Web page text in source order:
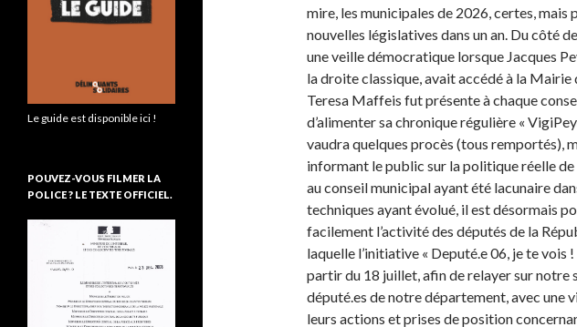
mire, les municipales de 2026, certes, mais
nouvelles législatives dans un an. Du côté
une veille démocratique lorsque Jacques
la droite classique, avait accédé à la Mairie
Teresa Maffeis fut présente à chaque
d’alimenter sa chronique régulière «
vaudra quelques procès (tous remportés),
informant le public sur la politique réelle de
au conseil municipal ayant été lacunaire
techniques ayant évolué, il est désormais
facilement l’activité des députés de la
laquelle l’initiative « Deputé.e 06, je te vois
partir du 18 juillet, afin de relayer sur notre
député.es de notre département, avec une
leurs actions et prises de position
Le guide est disponible ici !
POUVEZ-VOUS FILMER LA
POLICE ? LE TEXTE OFFICIEL.